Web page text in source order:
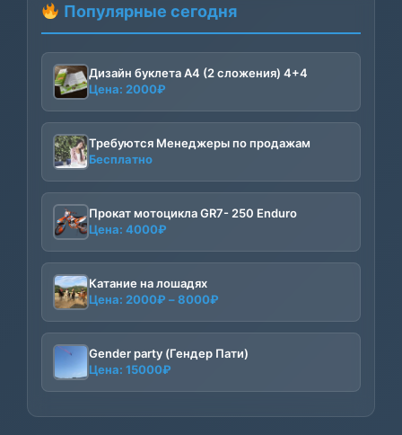
Популярные сегодня
Дизайн буклета А4 (2 сложения) 4+4
Цена: 2000₽
Требуются Менеджеры по продажам
Бесплатно
Прокат мотоцикла GR7- 250 Enduro
Цена: 4000₽
Катание на лошадях
Цена: 2000₽ –8000₽
2000₽
–
Gender party (Гендер Пати)
Цена: 15000₽